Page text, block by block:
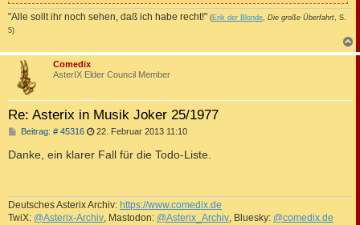
"Alle sollt ihr noch sehen, daß ich habe recht!" (Erik der Blonde, Die große Überfahrt, S.
5)
a
Comedix
AsterIX Elder Council Member
Re: Asterix in Musik Joker 25/1977
Beitrag: # 45316B
i
22. Februar 2013 11:10
Danke, ein klarer Fall für die Todo-Liste.
Deutsches Asterix Archiv: https://www.comedix.de
TwiX: @Asterix-Archiv, Mastodon: @Asterix_Archiv, Bluesky: @comedix.de